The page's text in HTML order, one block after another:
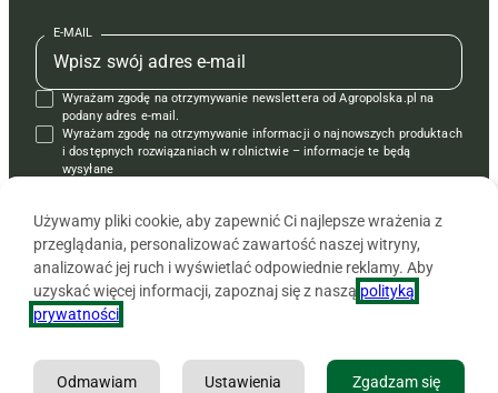
Kontakt
Regulamin
Polityka prywatności
Redakcja
Kontakt
Reklama
Reklama
Kontakt
Krzyżówki
Książki
Regulamin
E-MAIL
Wyrażam zgodę na otrzymywanie newslettera od Agropolska.pl na
podany adres e-mail.
Wyrażam zgodę na otrzymywanie informacji o najnowszych produktach
i dostępnych rozwiązaniach w rolnictwie – informacje te będą
wysyłane
Copyright © 2026 Agencja Promocji Rolnictwa i Agrobiznesu APRA
Używamy pliki cookie, aby zapewnić Ci najlepsze wrażenia z
przeglądania, personalizować zawartość naszej witryny,
analizować jej ruch i wyświetlać odpowiednie reklamy. Aby
uzyskać więcej informacji, zapoznaj się z naszą polityką
prywatności
Zgadzam się
Ustawienia
Odmawiam